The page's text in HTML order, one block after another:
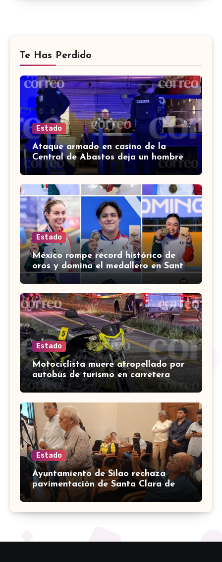
Te Has Perdido
Estado
Ataque armado en casino de la
Central de Abastos deja un hombre
muerto en León
Estado
México rompe récord histórico de
oros y domina el medallero en Santo
Domingo 2026
Estado
Motociclista muere atropellado por
autobús de turismo en carretera
León-San Francisco del Rincón
Estado
Ayuntamiento de Silao rechaza
pavimentación de Santa Clara de
Marines